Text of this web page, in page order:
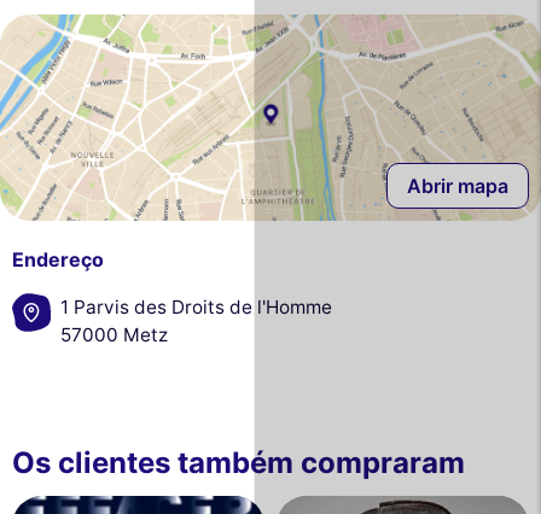
Abrir mapa
Endereço
1 Parvis des Droits de l'Homme
57000 Metz
Os clientes também compraram